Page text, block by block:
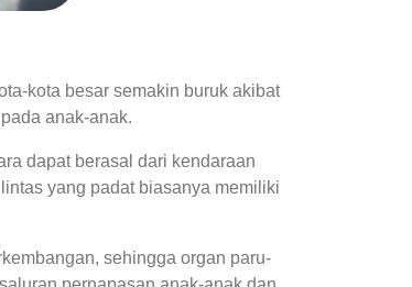
kota besar semakin buruk akibat
anak-anak.
dapat berasal dari kendaraan
yang padat biasanya memiliki
sehingga organ paru-